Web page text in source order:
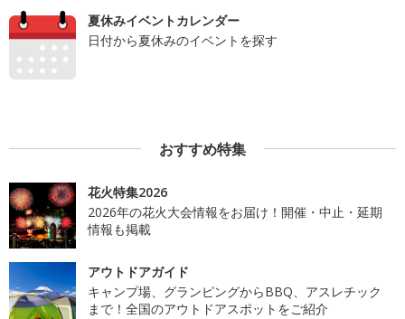
夏休みイベントカレンダー
日付から夏休みのイベントを探す
おすすめ特集
花火特集2026
2026年の花火大会情報をお届け！開催・中止・延期
情報も掲載
アウトドアガイド
キャンプ場、グランピングからBBQ、アスレチック
まで！全国のアウトドアスポットをご紹介